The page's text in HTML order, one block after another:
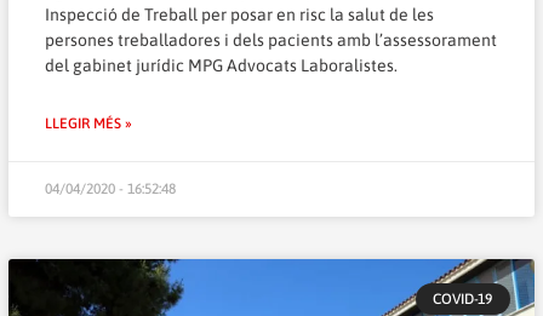
Inspecció de Treball per posar en risc la salut de les
persones treballadores i dels pacients amb l’assessorament
del gabinet jurídic MPG Advocats Laboralistes.
LLEGIR MÉS »
04/04/2020 - 16:52:48
COVID-19